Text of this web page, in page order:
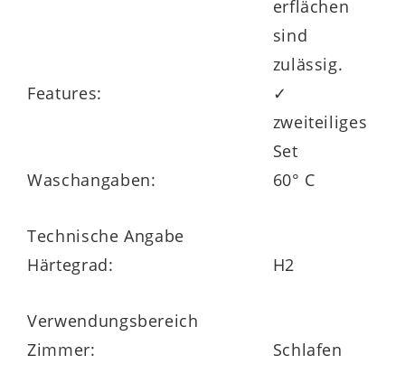
und bei bis zu 60 °C in der Maschine
gewaschen werden. Praktisch sind
weiterhin die sechs funktional
angeordneten Wendegriffe, mit denen sich
die Matratze gut wenden lässt.
erflächen
sind
zulässig.
Features:
✓
zweiteiliges
Set
Waschangaben:
60° C
Technische Angabe
Härtegrad:
H2
Verwendungsbereich
Zimmer:
Schlafen